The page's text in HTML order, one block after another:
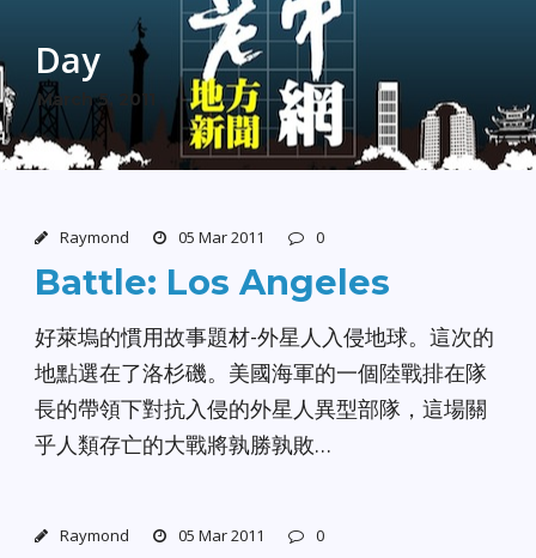
Day
March 5, 2011
Raymond 05 Mar 2011 0
Battle: Los Angeles
好萊塢的慣用故事題材-外星人入侵地球。這次的
地點選在了洛杉磯。美國海軍的一個陸戰排在隊
長的帶領下對抗入侵的外星人異型部隊，這場關
乎人類存亡的大戰將孰勝孰敗…
Raymond 05 Mar 2011 0